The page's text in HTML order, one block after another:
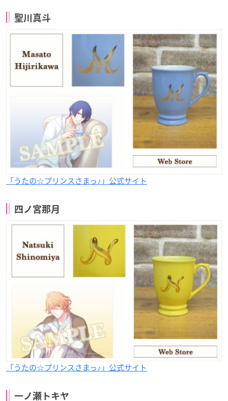
聖川真斗
「うたの☆プリンスさまっ♪」公式サイト
四ノ宮那月
「うたの☆プリンスさまっ♪」公式サイト
一ノ瀬トキヤ